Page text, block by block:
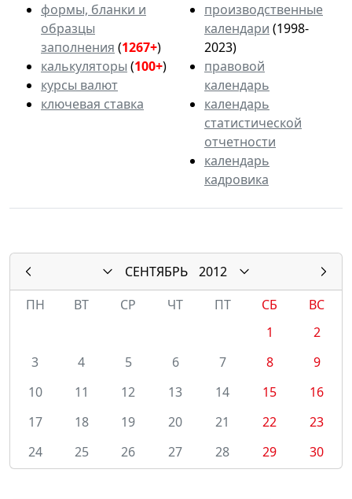
формы, бланки и
образцы
заполнения (1267+)
калькуляторы (100+)
курсы валют
ключевая ставка
производственные
календари (1998-
2023)
правовой
календарь
календарь
статистической
отчетности
календарь
кадровика
СЕНТЯБРЬ
2012
ПН
ВТ СР ЧТ ПТ СБ
ВС
1
2
3
4 5 6 7 8
9
10
11 12 13 14 15
16
17
18 19 20 21 22
23
24
25 26 27 28 29 30